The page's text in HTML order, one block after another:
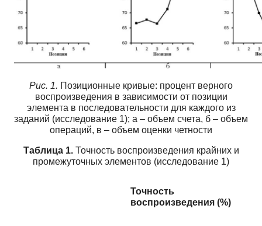
Рис. 1. Позиционные кривые: процент верного
воспроизведения в зависимости от позиции
элемента в последовательности для каждого из
заданий (исследование 1); а – объем счета, б – объем
операций, в – объем оценки четности
Таблица 1.Точность воспроизведения крайних и
промежуточных элементов (исследование 1)
Точность
воспроизведения (%)